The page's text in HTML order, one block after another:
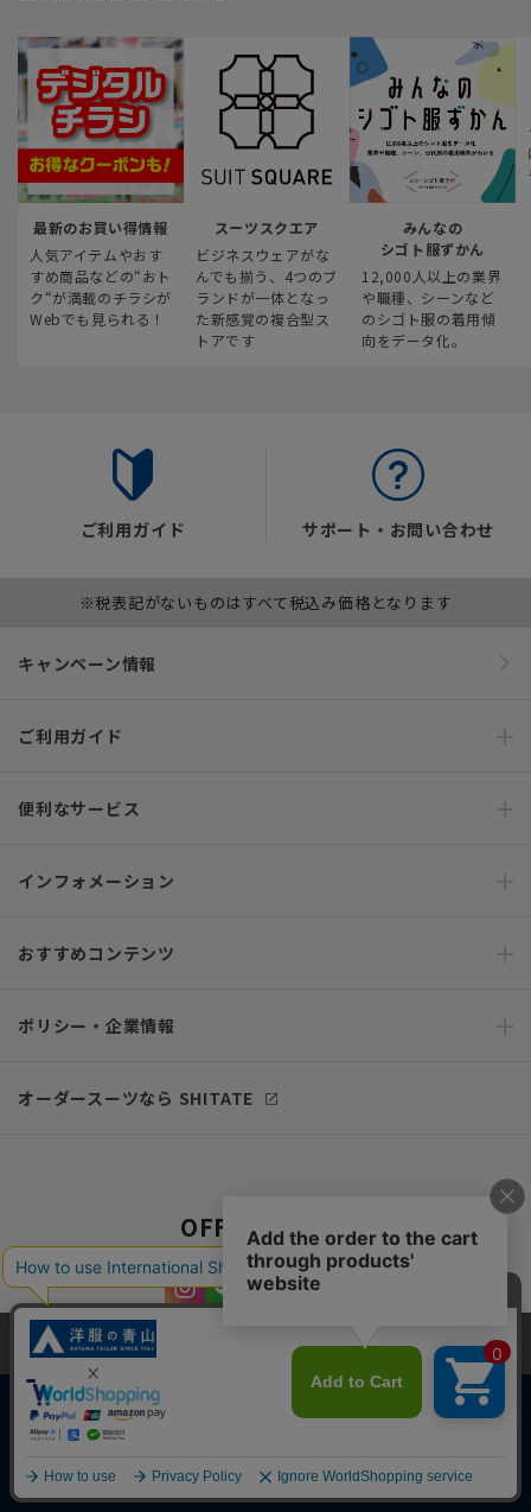
最新のお買い得情報
人気アイテムやおす
すめ商品などの“おト
ク“が満載のチラシが
Webでも見られる！
スーツスクエア
ビジネスウェアがな
んでも揃う、4つのブ
ランドが一体となっ
た新感覚の複合型ス
トアです
みんなの
シゴト服ずかん
12,000人以上の業界
や職種、シーンなど
のシゴト服の着用傾
向をデータ化。
ご利用ガイド サポート・お問い合わせ
※税表記がないものはすべて税込み価格となります
キャンペーン情報
ご利用ガイド
便利なサービス
インフォメーション
おすすめコンテンツ
ポリシー・企業情報
オーダースーツなら SHITATE
OFFICIAL SNS
Copyright © AOYAMA TRADING Co.,Ltd. All Rights Reserved
当サイトでは、快適な閲覧体験とコンテンツ改善のためにCookieを使用
しています。閲覧を続けることで、Cookieの使用に同意したものとみな
します。詳細については
同意して閉じる